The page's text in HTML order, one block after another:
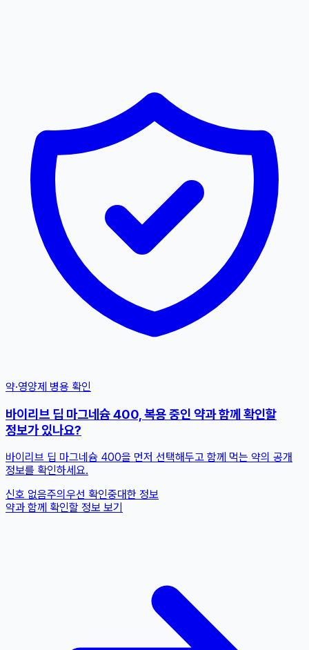
약·영양제 병용 확인
바이리브 딥 마그네슘 400, 복용 중인 약과 함께 확인할
정보가 있나요?
바이리브 딥 마그네슘 400을 먼저 선택해두고 함께 먹는 약의 공개
정보를 확인하세요.
신호 없음주의 우선 확인중대한 정보
약과 함께 확인할 정보 보기